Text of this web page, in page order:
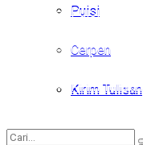
Puisi
Cerpen
Kirim Tulisan
Puisi
Cerpen
Kirim Tulisan